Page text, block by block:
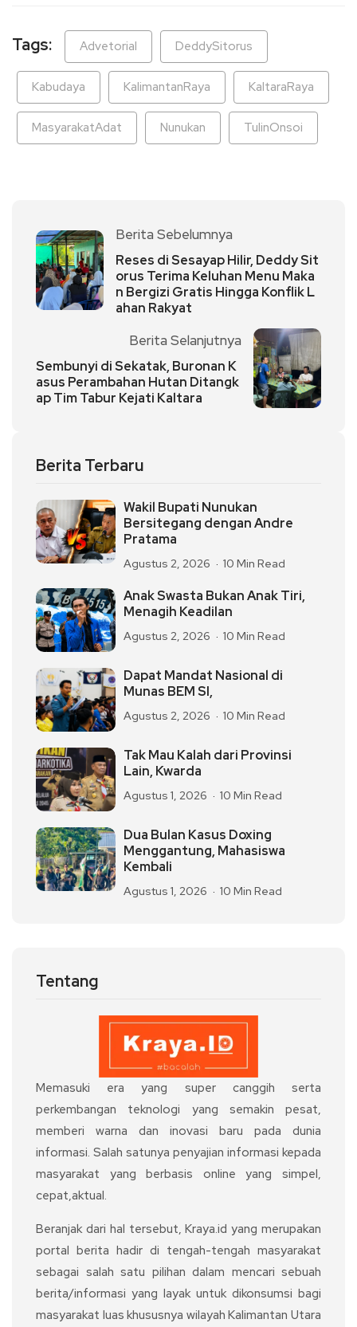
Tags: Advetorial DeddySitorus
Kabudaya KalimantanRaya KaltaraRaya
MasyarakatAdat Nunukan TulinOnsoi
Berita Sebelumnya
Reses di Sesayap Hilir, Deddy Sit
orus Terima Keluhan Menu Maka
n Bergizi Gratis Hingga Konflik L
ahan Rakyat
Berita Selanjutnya
Sembunyi di Sekatak, Buronan K
asus Perambahan Hutan Ditangk
ap Tim Tabur Kejati Kaltara
Berita Terbaru
Wakil Bupati Nunukan
Bersitegang dengan Andre
Pratama
Agustus 2, 2026 10 Min Read
Anak Swasta Bukan Anak Tiri,
Menagih Keadilan
Agustus 2, 2026 10 Min Read
Dapat Mandat Nasional di
Munas BEM SI,
Agustus 2, 2026 10 Min Read
Tak Mau Kalah dari Provinsi
Lain, Kwarda
Agustus 1, 2026 10 Min Read
Dua Bulan Kasus Doxing
Menggantung, Mahasiswa
Kembali
Agustus 1, 2026 10 Min Read
Tentang
Memasuki era yang super canggih serta
perkembangan teknologi yang semakin pesat,
memberi warna dan inovasi baru pada dunia
informasi. Salah satunya penyajian informasi kepada
masyarakat yang berbasis online yang simpel,
cepat,aktual.
Beranjak dari hal tersebut, Kraya.id yang merupakan
portal berita hadir di tengah-tengah masyarakat
sebagai salah satu pilihan dalam mencari sebuah
berita/informasi yang layak untuk dikonsumsi bagi
masyarakat luas khususnya wilayah Kalimantan Utara